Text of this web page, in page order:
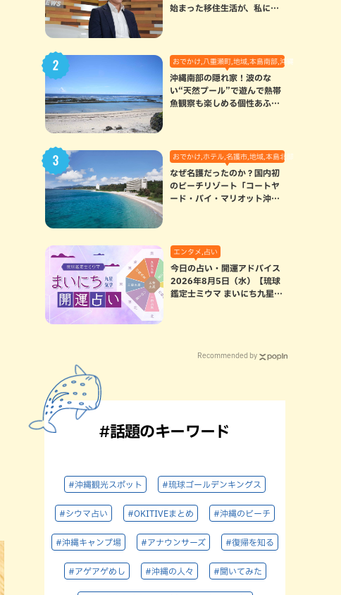
始まった移住生活が、私にと
おでかけ,八重瀬町,地域,本島南部,沖縄の海,自然
沖縄南部の隠れ家！波のな
い“天然プール”で遊んで熱帯
魚観察も楽しめる個性あふれ
おでかけ,ホテル,名護市,地域,本島北部
なぜ名護だったのか？国内初
のビーチリゾート「コートヤ
ード・バイ・マリオット沖縄
エンタメ,占い
今日の占い・開運アドバイス
2026年8月5日（水）【琉球
鑑定士ミウマ まいにち九星気
Recommended by
#話題のキーワード
#沖縄観光スポット #琉球ゴールデンキングス
#シウマ占い #OKITIVEまとめ #沖縄のビーチ
#沖縄キャンプ場 #アナウンサーズ #復帰を知る
#アゲアゲめし #沖縄の人々 #聞いてみた